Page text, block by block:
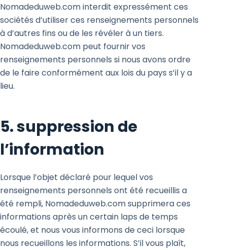
Nomadeduweb.com interdit expressément ces
sociétés d’utiliser ces renseignements personnels
à d’autres fins ou de les révéler à un tiers.
Nomadeduweb.com peut fournir vos
renseignements personnels si nous avons ordre
de le faire conformément aux lois du pays s’il y a
lieu.
5. suppression de
l’information
Lorsque l’objet déclaré pour lequel vos
renseignements personnels ont été recueillis a
été rempli, Nomadeduweb.com supprimera ces
informations après un certain laps de temps
écoulé, et nous vous informons de ceci lorsque
nous recueillons les informations. S’il vous plaît,